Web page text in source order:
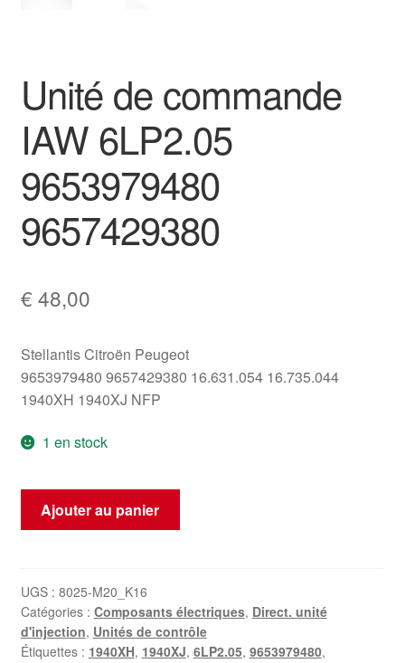
Unité de commande
IAW 6LP2.05
9653979480
9657429380
€ 48,00
Stellantis Citroën Peugeot
9653979480 9657429380 16.631.054 16.735.044
1940XH 1940XJ NFP
1 en stock
quantité
commande
IAW
6LP2.05
9653979480
Ajouter au panier
UGS : 8025-M20_K16
Catégories : Composants électriques, Direct. unité
d'injection, Unités de contrôle
Étiquettes : 1940XH, 1940XJ, 6LP2.05, 9653979480,